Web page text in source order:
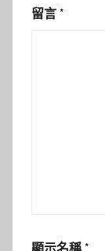
留言 *
顯示名稱 *